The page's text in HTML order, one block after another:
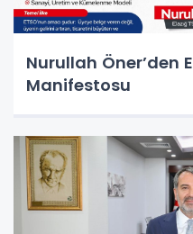
Nurullah Öner’den
Manifestosu